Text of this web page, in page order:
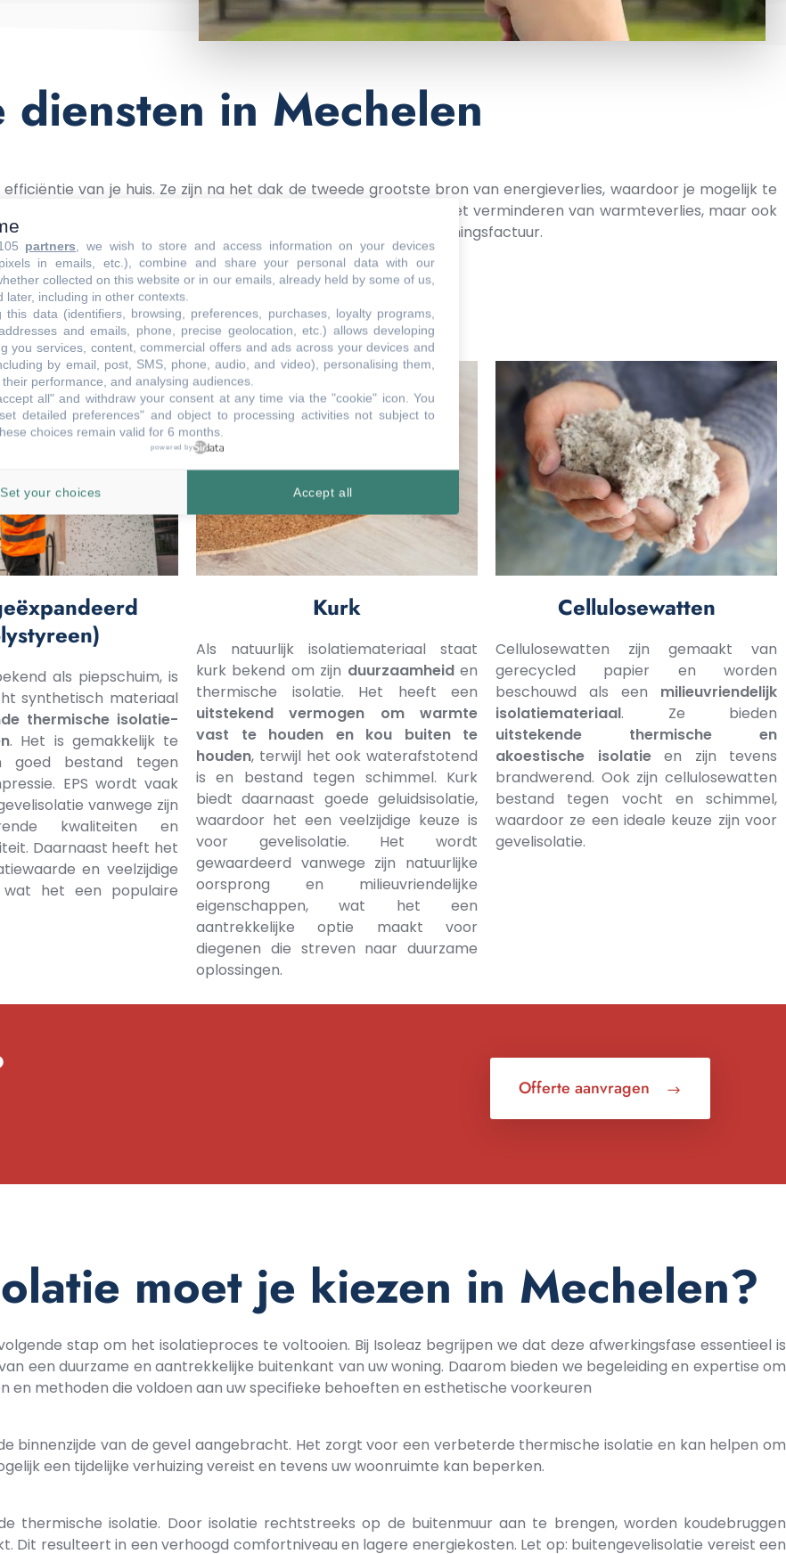
diensten in Mechelen
van je huis. Ze zijn na het dak de tweede grootste bron van energieverlies, waardoor je mogelijk te
van deze muren kan niet alleen aanzienlijk bijdragen aan het verminderen van warmteverlies, maar ook
goed te isoleren, kun je al snel tot 25% besparen op je verwarmingsfactuur.
zijn voor gevelisolatie:
Onze materialen
als piepschuim, is
synthetisch materiaal
thermische isolatie-
. Het is gemakkelijk te
goed bestand tegen
EPS wordt vaak
vanwege zijn
kwaliteiten en
Daarnaast heeft het
en veelzijdige
wat het een populaire
Kurk
Als natuurlijk isolatiemateriaal staat
kurk bekend om zijn duurzaamheiden
thermische isolatie. Het heeft een
uitstekend vermogen om warmte
vast te houden en kou buiten te
houden, terwijl het ook waterafstotend
is en bestand tegen schimmel. Kurk
biedt daarnaast goede geluidsisolatie,
waardoor het een veelzijdige keuze is
voor gevelisolatie. Het wordt
gewaardeerd vanwege zijn natuurlijke
oorsprong en milieuvriendelijke
eigenschappen, wat het een
aantrekkelijke optie maakt voor
diegenen die streven naar duurzame
oplossingen.
Cellulosewatten
Cellulosewatten zijn gemaakt van
gerecycled papier en worden
beschouwd als een milieuvriendelijk
isolatiemateriaal. Ze bieden
uitstekende thermische en
akoestische isolatieen zijn tevens
brandwerend. Ook zijn cellulosewatten
bestand tegen vocht en schimmel,
waardoor ze een ideale keuze zijn voor
gevelisolatie.
Offerte aanvragen
moet je kiezen in Mechelen?
stap om het isolatieproces te voltooien. Bij Isoleaz begrijpen we dat deze afwerkingsfase essentieel is
een duurzame en aantrekkelijke buitenkant van uw woning. Daarom bieden we begeleiding en expertise om
en methoden die voldoen aan uw specifieke behoeften en esthetische voorkeuren
binnenzijde van de gevel aangebracht. Het zorgt voor een verbeterde thermische isolatie en kan helpen om
een tijdelijke verhuizing vereist en tevens uw woonruimte kan beperken.
thermische isolatie. Door isolatie rechtstreeks op de buitenmuur aan te brengen, worden koudebruggen
Dit resulteert in een verhoogd comfortniveau en lagere energiekosten. Let op: buitengevelisolatie vereist een
partners , we wish to store and access information on your devices
in emails, etc.), combine and share your personal data with our
collected on this website or in our emails, already held by some of us,
later, including in other contexts.
this data (identifiers, browsing, preferences, purchases, loyalty programs,
and emails, phone, precise geolocation, etc.) allows developing
you services, content, commercial offers and ads across your devices and
by email, post, SMS, phone, audio, and video), personalising them,
performance, and analysing audiences.
all" and withdraw your consent at any time via the "cookie" icon. You
detailed preferences" and object to processing activities not subject to
choices remain valid for 6 months.
powered by
Set your choices Accept all